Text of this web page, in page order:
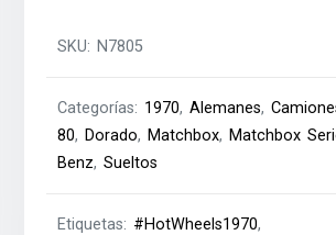
SKU: N7805
Categorías: 1970,Alemanes,
80, Dorado, Matchbox, Matchbox
Benz,Sueltos
Etiquetas: #HotWheels1970,